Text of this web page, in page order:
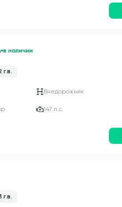
в наличии
г.в.
Внедорожник
147 л.с.
г.в.